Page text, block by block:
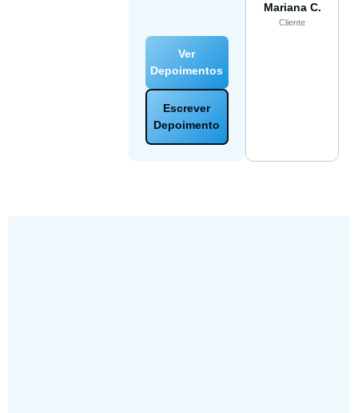
Ver
Depoimentos
Escrever
Depoimento
Mariana C.
Cliente